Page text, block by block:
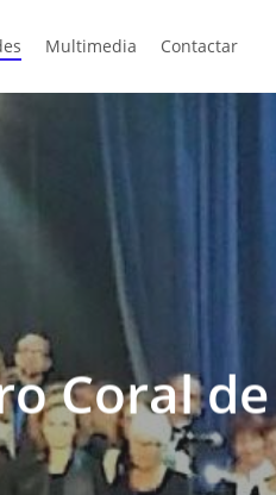
Multimedia Contactar
Coral de